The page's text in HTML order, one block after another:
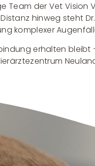
Team der Vet Vision
hinweg steht
komplexer
erhalten